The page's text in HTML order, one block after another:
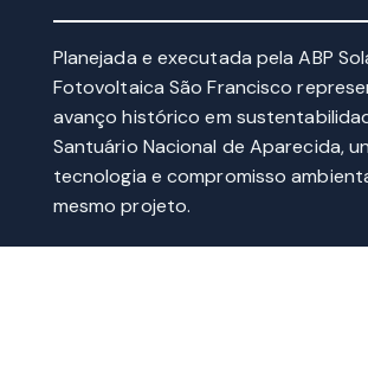
Planejada e executada pela ABP
Fotovoltaica São Francisco
avanço histórico em
Santuário Nacional de Aparecida,
tecnologia e compromisso
mesmo projeto.